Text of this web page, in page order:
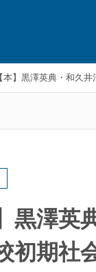
本】黒澤英典・和久
黒澤
初期